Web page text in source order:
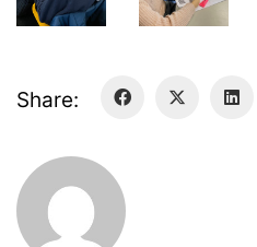
Share:
Curriculum/Stundentafel